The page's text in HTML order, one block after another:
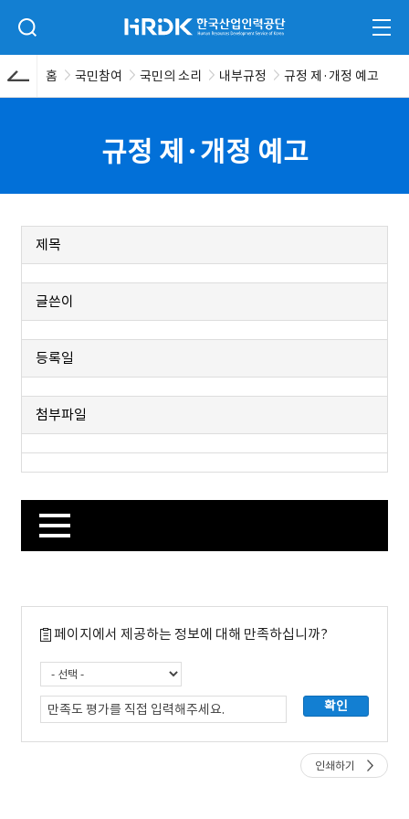
검색 입력폼 열기 HRDK 한국산업인력공단 전체
홈 국민참여 국민의 소리 내부규정 규정 제·개정 예고
규정 제·개정 예고
제목
글쓴이
등록일
첨부파일
페이지에서 제공하는 정보에 대해 만족하십니까?
인쇄하기